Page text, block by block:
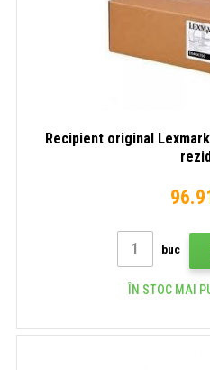
Recipient original
buc
ÎN STOC MAI